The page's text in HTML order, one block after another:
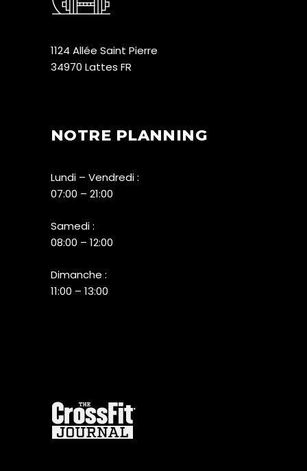
1124 Allée Saint Pierre
34970 Lattes FR
NOTRE PLANNING
Lundi – Vendredi :
07:00 – 21:00
Samedi :
08:00 – 12:00
Dimanche :
11:00 – 13:00